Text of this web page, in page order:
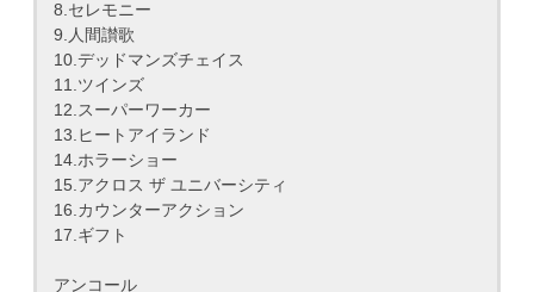
8.セレモニー
9.人間讃歌
10.デッドマンズチェイス
11.ツインズ
12.スーパーワーカー
13.ヒートアイランド
14.ホラーショー
15.アクロス ザ ユニバーシティ
16.カウンターアクション
17.ギフト
アンコール